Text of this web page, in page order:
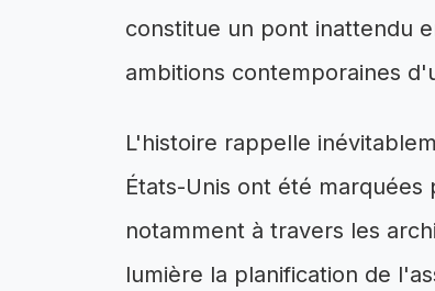
constitue un pont inattendu
ambitions contemporaines
L'histoire rappelle
États-Unis ont été
notamment à travers les
lumière la planification de